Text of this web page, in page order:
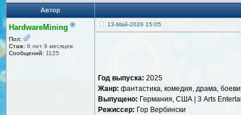
Автор
HardwareMining ®
Пол:
Стаж: 6 лет 9 месяцев
Сообщений: 1125
13-Май-2026 15:05
Год выпуска: 2025
Жанр: фантастика, комедия, драма,
Выпущено: Германия, США | 3 Arts
Режиссер: Гор Вербински